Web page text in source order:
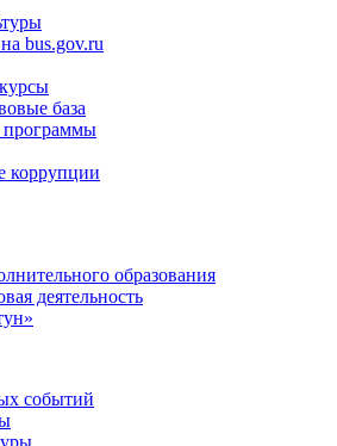
bus.gov.ru
база
коррупции
образования
деятельность
событий